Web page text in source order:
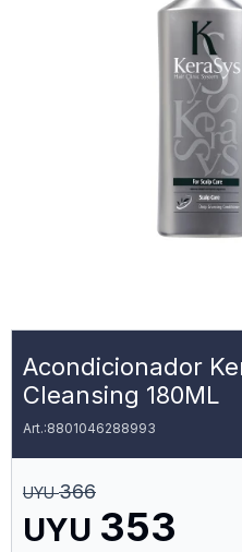
Acondicionador
Cleansing 180ML
8801046288993
UYU 353
UYU 366